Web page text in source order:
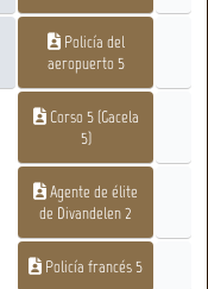
Policía del
aeropuerto 5
Corso 5 (Gacela
5)
Agente de élite
de Divandelen 2
Policía francés 5